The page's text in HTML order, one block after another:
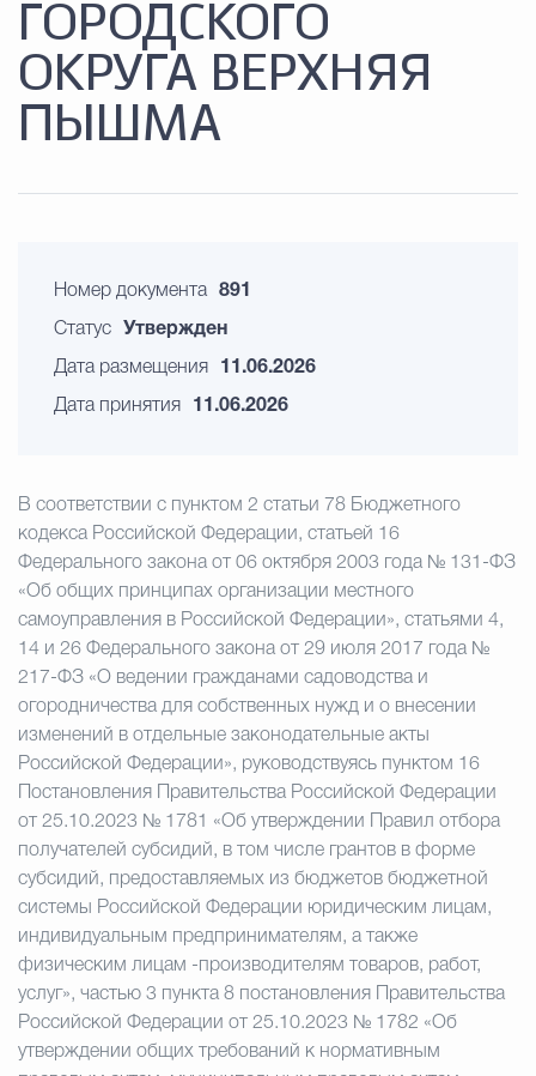
ГОРОДСКОГО
ОКРУГА ВЕРХНЯЯ
ПЫШМА
Номер документа 891
Статус Утвержден
Дата размещения 11.06.2026
Дата принятия 11.06.2026
В соответствии с пунктом 2 статьи 78 Бюджетного
кодекса Российской Федерации, статьей 16
Федерального закона от 06 октября 2003 года № 131-ФЗ
«Об общих принципах организации местного
самоуправления в Российской Федерации», статьями 4,
14 и 26 Федерального закона от 29 июля 2017 года №
217-ФЗ «О ведении гражданами садоводства и
огородничества для собственных нужд и о внесении
изменений в отдельные законодательные акты
Российской Федерации», руководствуясь пунктом 16
Постановления Правительства Российской Федерации
от 25.10.2023 № 1781 «Об утверждении Правил отбора
получателей субсидий, в том числе грантов в форме
субсидий, предоставляемых из бюджетов бюджетной
системы Российской Федерации юридическим лицам,
индивидуальным предпринимателям, а также
физическим лицам -производителям товаров, работ,
услуг», частью 3 пункта 8 постановления Правительства
Российской Федерации от 25.10.2023 № 1782 «Об
утверждении общих требований к нормативным